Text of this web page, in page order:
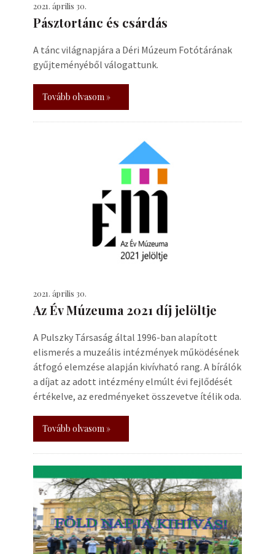
2021. április 30.
Pásztortánc és csárdás
A tánc világnapjára a Déri Múzeum Fotótárának
gyűjteményéből válogattunk.
Tovább olvasom »
2021. április 30.
Az Év Múzeuma 2021 díj jelöltje
A Pulszky Társaság által 1996-ban alapított
elismerés a muzeális intézmények működésének
átfogó elemzése alapján kivívható rang. A bírálók
a díjat az adott intézmény elmúlt évi fejlődését
értékelve, az eredményeket összevetve ítélik oda.
Tovább olvasom »